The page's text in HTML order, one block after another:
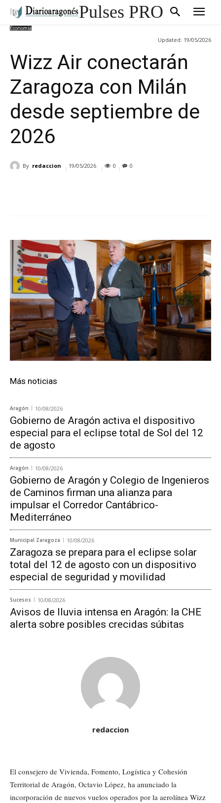
Pulses PRO
Economía
Updated: 19/05/2026
Wizz Air conectarán
Zaragoza con Milán
desde septiembre de
2026
By redaccion 19/05/2026 0 0
Más noticias
Aragón 10/08/2026
Gobierno de Aragón activa el dispositivo
especial para el eclipse total de Sol del 12
de agosto
Aragón 10/08/2026
Gobierno de Aragón y Colegio de Ingenieros
de Caminos firman una alianza para
impulsar el Corredor Cantábrico-
Mediterráneo
Municipal Zaragoza 10/08/2026
Zaragoza se prepara para el eclipse solar
total del 12 de agosto con un dispositivo
especial de seguridad y movilidad
Sucesos 10/08/2026
Avisos de lluvia intensa en Aragón: la CHE
alerta sobre posibles crecidas súbitas
redaccion
El consejero de Vivienda, Fomento, Logística y Cohesión
Territorial de Aragón, Octavio López, ha anunciado la
incorporación de nuevos vuelos operados por la aerolínea Wizz